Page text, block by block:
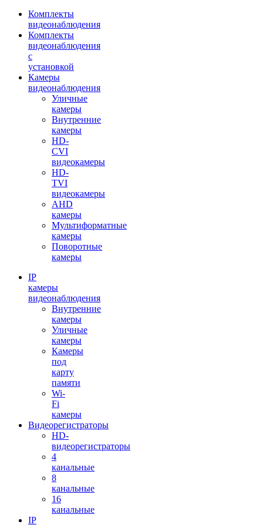
Комплекты
видеонаблюдения
Комплекты
видеонаблюдения
с
установкой
Камеры
видеонаблюдения
Уличные
камеры
Внутренние
камеры
HD-
CVI
видеокамеры
HD-
TVI
видеокамеры
AHD
камеры
Мультиформатные
камеры
Поворотные
камеры
IP
камеры
видеонаблюдения
Внутренние
камеры
Уличные
камеры
Камеры
под
карту
памяти
Wi-
Fi
камеры
Видеорегистраторы
HD-
видеорегистраторы
4
канальные
8
канальные
16
канальные
IP